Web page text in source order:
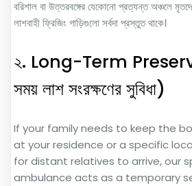
বরিশাল বা উত্তরবঙ্গের যেকোনো প্রত্যন্ত অঞ্চলে
লাশবাহী ফ্রিজিং গাড়িগুলো সর্বদা প্রস্তুত থাকে।
২. Long-Term
সময় লাশ সংরক্ষণের সুবিধা)
If your family needs to keep the
at your residence or a specific
for distant relatives to arrive, our
ambulance acts as a temporary